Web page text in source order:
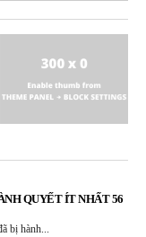
QUYẾT ÍT NHẤT 56
bị hành...